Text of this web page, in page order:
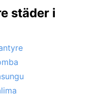
städer i